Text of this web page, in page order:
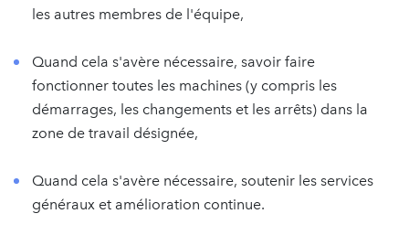
les autres membres de l'équipe,
Quand cela s'avère nécessaire, savoir faire
fonctionner toutes les machines (y compris les
démarrages, les changements et les arrêts) dans la
zone de travail désignée,
Quand cela s'avère nécessaire, soutenir les services
généraux et amélioration continue.